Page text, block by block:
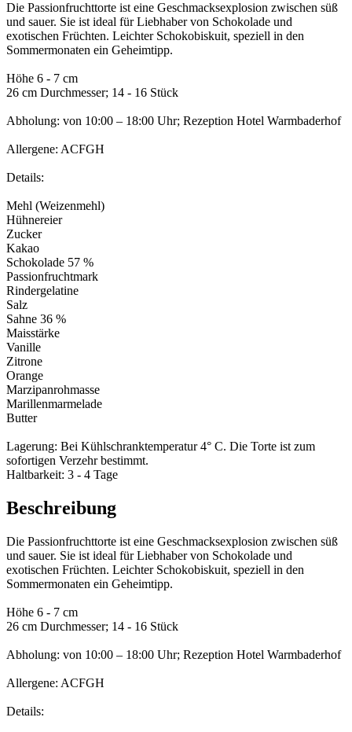
Die Passionfruchttorte ist eine Geschmacksexplosion zwischen süß
und sauer. Sie ist ideal für Liebhaber von Schokolade und
exotischen Früchten. Leichter Schokobiskuit, speziell in den
Sommermonaten ein Geheimtipp.
Höhe 6 - 7 cm
26 cm Durchmesser; 14 - 16 Stück
Abholung: von 10:00 – 18:00 Uhr; Rezeption Hotel Warmbaderhof
Allergene: ACFGH
Details:
Mehl (Weizenmehl)
Hühnereier
Zucker
Kakao
Schokolade 57 %
Passionfruchtmark
Rindergelatine
Salz
Sahne 36 %
Maisstärke
Vanille
Zitrone
Orange
Marzipanrohmasse
Marillenmarmelade
Butter
Lagerung: Bei Kühlschranktemperatur 4° C. Die Torte ist zum
sofortigen Verzehr bestimmt.
Haltbarkeit: 3 - 4 Tage
Beschreibung
Die Passionfruchttorte ist eine Geschmacksexplosion zwischen süß
und sauer. Sie ist ideal für Liebhaber von Schokolade und
exotischen Früchten. Leichter Schokobiskuit, speziell in den
Sommermonaten ein Geheimtipp.
Höhe 6 - 7 cm
26 cm Durchmesser; 14 - 16 Stück
Abholung: von 10:00 – 18:00 Uhr; Rezeption Hotel Warmbaderhof
Allergene: ACFGH
Details: